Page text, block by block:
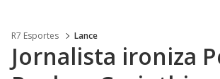
R7 Esportes Lance
Jornalista ironiza